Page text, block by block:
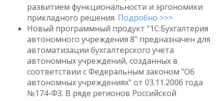
развитием функциональности и эргономики
прикладного решения. Подробно >>>
Новый программный продукт "1С:Бухгалтерия
автономного учреждения 8" предназначен для
автоматизации бухгалтерского учета
автономных учреждений, созданных в
соответствии с Федеральным законом "Об
автономных учреждениях" от 03.11.2006 года
№174-ФЗ. В ряде регионов Российской